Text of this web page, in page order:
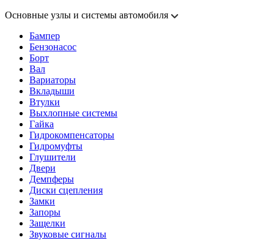
Основные узлы и системы автомобиля
Бампер
Бензонасос
Борт
Вал
Вариаторы
Вкладыши
Втулки
Выхлопные системы
Гайка
Гидрокомпенсаторы
Гидромуфты
Глушители
Двери
Демпферы
Диски сцепления
Замки
Запоры
Защелки
Звуковые сигналы